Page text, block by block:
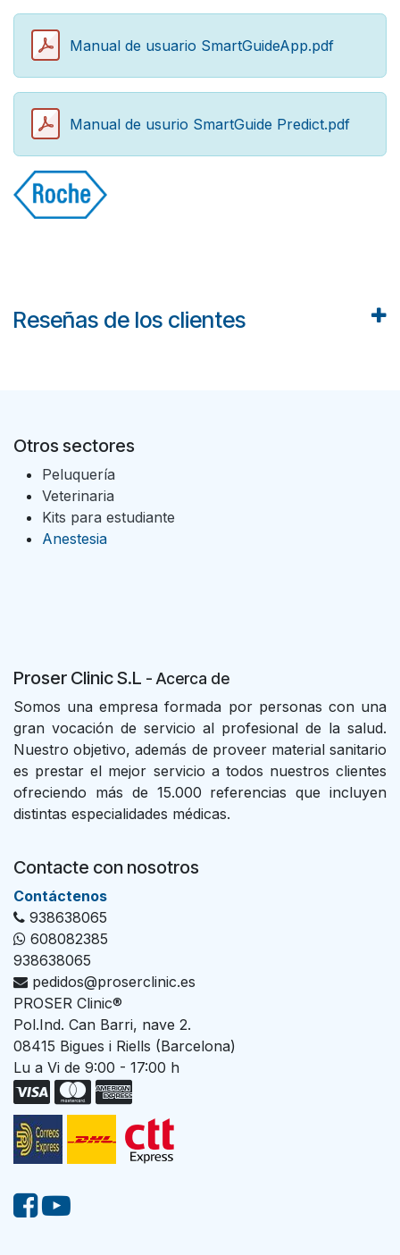
Manual de usuario SmartGuideApp.pdf
Manual de usurio SmartGuide Predict.pdf
Reseñas de los clientes
Otros sectores
Peluquería
Veterinaria
Kits para estudiante
Anestesia
Proser Clinic S.L - Acerca de
Somos una empresa formada por personas con una
gran vocación de servicio al profesional de la salud.
Nuestro objetivo, además de proveer material sanitario
es prestar el mejor servicio a todos nuestros clientes
ofreciendo más de 15.000 referencias que incluyen
distintas especialidades médicas.
Contacte con nosotros
Con​tác​tenos
938638065
608082385
938638065
pedidos@proserclinic.es
PROSER Clinic®
Pol.Ind. Can Barri, nave 2.
08415 Bigues i Riells (Barcelona)
Lu a Vi de 9:00 - 17:00 h